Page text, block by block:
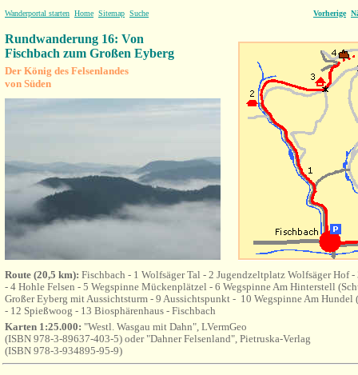
Wanderportal starten Home Sitemap Suche Vorherige
Rundwanderung 16: Von
Fischbach zum Großen Eyberg
Der König des Felsenlandes
von Süden
Route (20,5 km): Fischbach - 1 Wolfsäger Tal - 2 Jugendzeltplatz Wolfsäger Hof-
- 4 Hohle Felsen - 5 Wegspinne Mückenplätzel - 6 Wegspinne Am Hinterstell
Großer Eyberg mit Aussichtsturm - 9 Aussichtspunkt - 10 Wegspinne Am Hundel
- 12 Spießwoog - 13 Biosphärenhaus - Fischbach
Karten 1:25.000: "Westl. Wasgau mit Dahn", LVermGeo
(ISBN 978-3-89637-403-5) oder "Dahner Felsenland", Pietruska-Verlag
(ISBN 978-3-934895-95-9)